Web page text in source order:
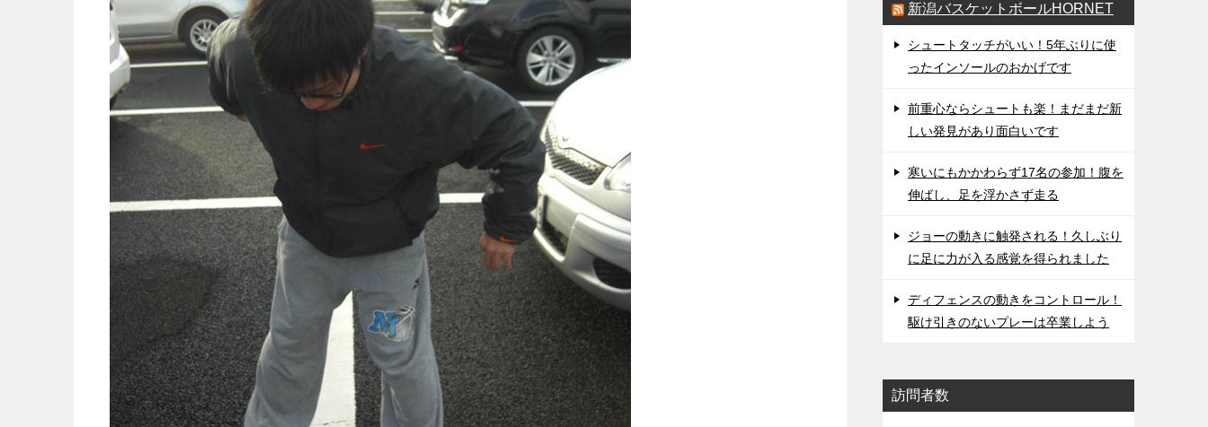
新潟バスケットボールHORNET
シュートタッチがいい！5年ぶりに使
ったインソールのおかげです
前重心ならシュートも楽！まだまだ新
しい発見があり面白いです
寒いにもかかわらず17名の参加！腹を
伸ばし、足を浮かさず走る
ジョーの動きに触発される！久しぶり
に足に力が入る感覚を得られました
ディフェンスの動きをコントロール！
駆け引きのないプレーは卒業しよう
訪問者数